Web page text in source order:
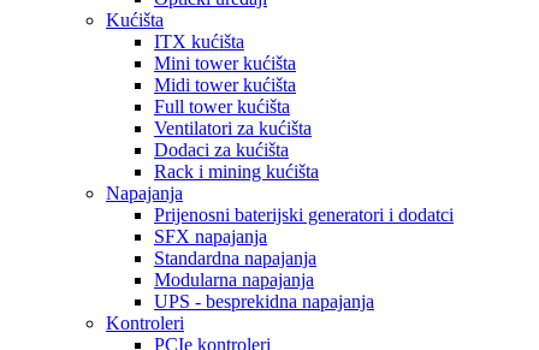
Kućišta
ITX kućišta
Mini tower kućišta
Midi tower kućišta
Full tower kućišta
Ventilatori za kućišta
Dodaci za kućišta
Rack i mining kućišta
Napajanja
Prijenosni baterijski generatori i dodatci
SFX napajanja
Standardna napajanja
Modularna napajanja
UPS - besprekidna napajanja
Kontroleri
PCIe kontroleri